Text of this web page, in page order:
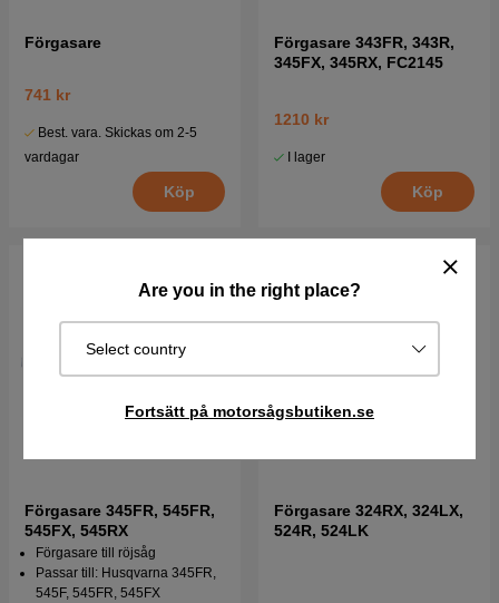
Are you in the right place?
Select country
Fortsätt på motorsågsbutiken.se
Förgasare
741 kr
Best. vara. Skickas om 2-5
vardagar
Köp
Förgasare 343FR, 343R,
345FX, 345RX, FC2145
1210 kr
I lager
Köp
Förgasare 345FR, 545FR,
545FX, 545RX
Förgasare till röjsåg
Passar till: Husqvarna 345FR,
545F, 545FR, 545FX
Förgasare 324RX, 324LX,
524R, 524LK